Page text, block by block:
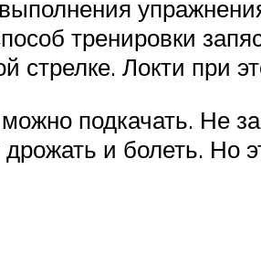
тренировки
стрелке. Локти при
подкачать. Не
дрожать и болеть. Но